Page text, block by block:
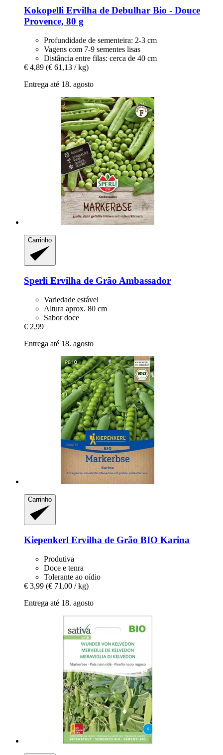
Kokopelli Ervilha de Debulhar Bio -​ Douce
Provence, 80 g
Profundidade de sementeira: 2-3 cm
Vagens com 7-9 sementes lisas
Distância entre filas: cerca de 40 cm
€ 4,89 (€ 61,13 / kg)
Entrega até 18. agosto
Carrinho
Sperli Ervilha de Grão Ambassador
Variedade estável
Altura aprox. 80 cm
Sabor doce
€ 2,99
Entrega até 18. agosto
Carrinho
Kiepenkerl Ervilha de Grão BIO Karina
Produtiva
Doce e tenra
Tolerante ao oídio
€ 3,99 (€ 71,00 / kg)
Entrega até 18. agosto